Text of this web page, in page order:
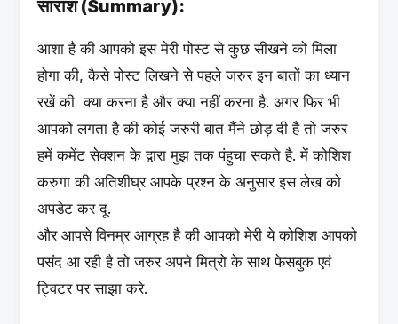
सारांश (Summary):
आशा है की आपको इस मेरी पोस्ट से कुछ सीखने को मिला
होगा की, कैसे पोस्ट लिखने से पहले जरुर इन बातों का ध्यान
रखें की क्या करना है और क्या नहीं करना है. अगर फिर भी
आपको लगता है की कोई जरुरी बात मैंने छोड़ दी है तो जरुर
हमें कमेंट सेक्शन के द्वारा मुझ तक पंहुचा सकते है. में कोशिश
करुगा की अतिशीघ्र आपके प्रश्न के अनुसार इस लेख को
अपडेट कर दू.
और आपसे विनम्र आग्रह है की आपको मेरी ये कोशिश आपको
पसंद आ रही है तो जरुर अपने मित्रो के साथ फेसबुक एवं
ट्विटर पर साझा करे.